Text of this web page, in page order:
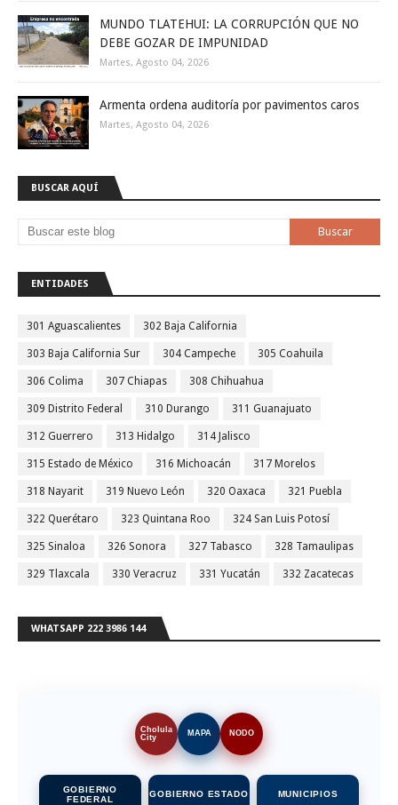
MUNDO TLATEHUI: LA CORRUPCIÓN QUE NO
DEBE GOZAR DE IMPUNIDAD
Martes, Agosto 04, 2026
Armenta ordena auditoría por pavimentos caros
Martes, Agosto 04, 2026
BUSCAR AQUÍ
ENTIDADES
301 Aguascalientes 302 Baja California
303 Baja California Sur 304 Campeche 305 Coahuila
306 Colima 307 Chiapas 308 Chihuahua
309 Distrito Federal 310 Durango 311 Guanajuato
312 Guerrero 313 Hidalgo 314 Jalisco
315 Estado de México 316 Michoacán 317 Morelos
318 Nayarit 319 Nuevo León 320 Oaxaca 321 Puebla
322 Querétaro 323 Quintana Roo 324 San Luis Potosí
325 Sinaloa 326 Sonora 327 Tabasco 328 Tamaulipas
329 Tlaxcala 330 Veracruz 331 Yucatán 332 Zacatecas
WHATSAPP 222 3986 144
Cholula
City
MAPA NODO
GOBIERNO
FEDERAL
GOBIERNO ESTADO MUNICIPIOS